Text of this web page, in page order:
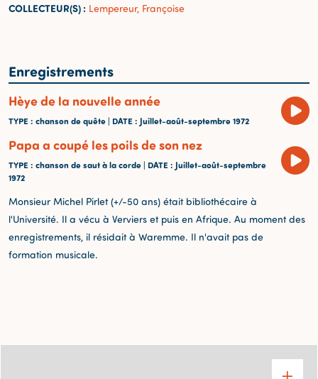
COLLECTEUR(S) : Lempereur, Françoise
Enregistrements
Hèye de la nouvelle année
TYPE : chanson de quête | DATE : Juillet-août-septembre 1972
Papa a coupé les poils de son nez
TYPE : chanson de saut à la corde | DATE : Juillet-août-septembre
1972
Monsieur Michel Pirlet (+/-50 ans) était bibliothécaire à
l'Université. Il a vécu à Verviers et puis en Afrique. Au moment des
enregistrements, il résidait à Waremme. Il n'avait pas de
formation musicale.